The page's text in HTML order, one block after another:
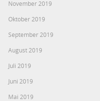
November 2019
Oktober 2019
September 2019
August 2019
Juli 2019
Juni 2019
Mai 2019